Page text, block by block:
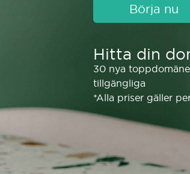
Börja nu
Hitta din
30 nya
tillgängliga
*Alla priser gäller